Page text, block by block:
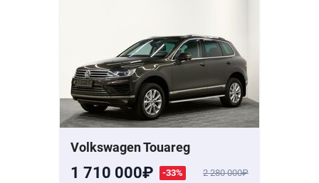
Volkswagen Touareg
1 710 000 -33% 2 280 000